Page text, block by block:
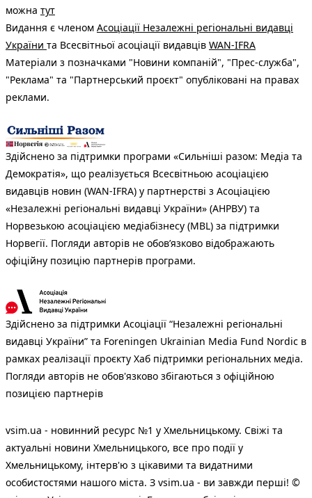
можна тут
Видання є членом Асоціації Незалежні регіональні видавці
України та Всесвітньої асоціації видавців WAN-IFRA
Матеріали з позначками "Новини компаній", "Прес-служба",
"Реклама" та "Партнерський проєкт" опубліковані на правах
реклами.
Здійснено за підтримки програми «Сильніші разом: Медіа та
Демократія», що реалізується Всесвітньою асоціацією
видавців новин (WAN-IFRA) у партнерстві з Асоціацією
«Незалежні регіональні видавці України» (АНРВУ) та
Норвезькою асоціацією медіабізнесу (MBL) за підтримки
Норвегії. Погляди авторів не обов’язково відображають
офіційну позицію партнерів програми.
Здійснено за підтримки Асоціації “Незалежні регіональні
видавці України” та Foreningen Ukrainian Media Fund Nordic в
рамках реалізації проєкту Хаб підтримки регіональних медіа.
Погляди авторів не обов'язково збігаються з офіційною
позицією партнерів
vsim.ua - новинний ресурс №1 у Хмельницькому. Свіжі та
актуальні новини Хмельницького, все про події у
Хмельницькому, інтерв'ю з цікавими та видатними
особистостями нашого міста. З vsim.ua - ви завжди перші! ©